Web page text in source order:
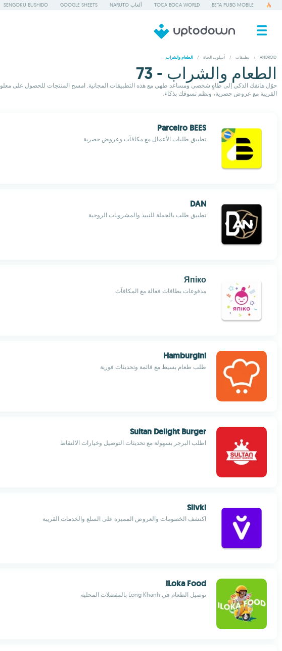
BETA PUBG MOBILE
TOCA BOCA WORLD ألعاب NARUTO GOOGLE SHEETS
SENGOKU BUSHIDO
ANDROID
/ تطبيقات / أسلوب الحياة / الطعام والشراب
الطعام والشراب - 73
حوّل هاتفك الذكي إلى طاهٍ شخصي ومساعد طهي مع هذه التطبيقات المجانية. امسح المنتجات للحصول على
القريبة مع عروض حصرية، ونظم تسوقك بذكاء.
Parceiro BEES
تطبيق طلبات الأعمال مع مكافآت وعروض حصرية
DAN
تطبيق طلب بالجملة للنبيذ والمشروبات الروحية
Япіко
مدفوعات بطاقات فعالة مع المكافآت
Hamburgini
طلب طعام بسيط مع قائمة وتحديثات فورية
Sultan Delight Burger
اطلب البرجر بسهولة مع تحديثات التوصيل وخيارات الالتقاط
Slivki
اكتشف الخصومات والعروض المميزة على السلع والخدمات القريبة
iLoka Food
توصيل الطعام في Long Khanh بالمفضلات المحلية